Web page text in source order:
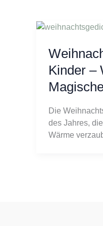
Kinder –
Die
des Jahres,
Wärme